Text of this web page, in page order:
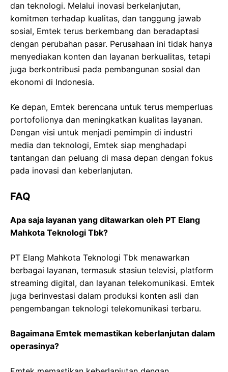
dan teknologi. Melalui inovasi berkelanjutan,
komitmen terhadap kualitas, dan tanggung jawab
sosial, Emtek terus berkembang dan beradaptasi
dengan perubahan pasar. Perusahaan ini tidak hanya
menyediakan konten dan layanan berkualitas, tetapi
juga berkontribusi pada pembangunan sosial dan
ekonomi di Indonesia.
Ke depan, Emtek berencana untuk terus memperluas
portofolionya dan meningkatkan kualitas layanan.
Dengan visi untuk menjadi pemimpin di industri
media dan teknologi, Emtek siap menghadapi
tantangan dan peluang di masa depan dengan fokus
pada inovasi dan keberlanjutan.
FAQ
Apa saja layanan yang ditawarkan oleh PT Elang
Mahkota Teknologi Tbk?
PT Elang Mahkota Teknologi Tbk menawarkan
berbagai layanan, termasuk stasiun televisi, platform
streaming digital, dan layanan telekomunikasi. Emtek
juga berinvestasi dalam produksi konten asli dan
pengembangan teknologi telekomunikasi terbaru.
Bagaimana Emtek memastikan keberlanjutan dalam
operasinya?